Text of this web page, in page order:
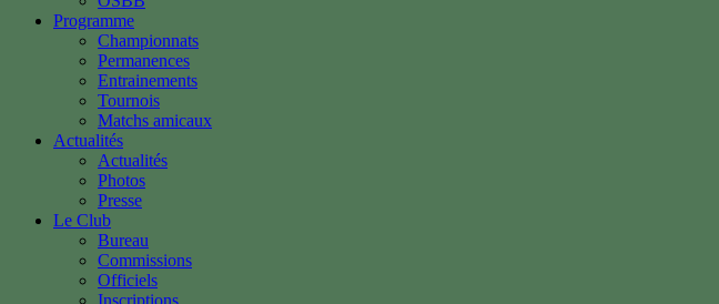
Programme
Championnats
Permanences
Entrainements
Tournois
Matchs amicaux
Actualités
Actualités
Photos
Presse
Le Club
Bureau
Commissions
Officiels
Inscriptions